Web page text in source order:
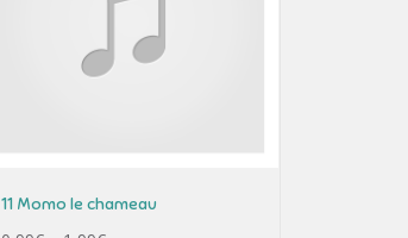
11 Momo le chameau